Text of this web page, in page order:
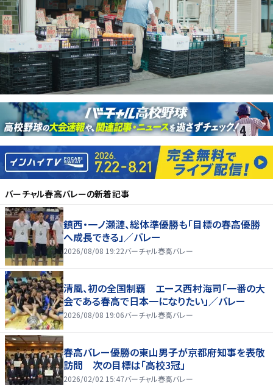
バーチャル春高バレーの新着記事
鎮西・一ノ瀬漣、総体準優勝も「目標の春高優勝
へ成長できる」／バレー
2026/08/08 19:22バーチャル春高バレー
清風、初の全国制覇 エース西村海司「一番の大
会である春高で日本一になりたい」／バレー
2026/08/08 19:06バーチャル春高バレー
春高バレー優勝の東山男子が京都府知事を表敬
訪問 次の目標は「高校3冠」
2026/02/02 15:47バーチャル春高バレー